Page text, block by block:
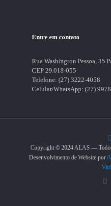
Entre em contato
Rua Washington Pessoa, 35
CEP 29.018-055
Telefone: (27) 3222-4058
Celular/WhatsApp: (27)
Copyright © 2024 ALAS —
Desenvolvimento de Website por